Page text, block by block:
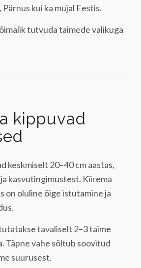
kui ka mujal Eestis.
tutvuda taimede valikuga
kippuvad
keskmiselt 20–40 cm aastas,
kasvutingimustest. Kiirema
on oluline õige istutamine ja
tavaliselt 2–3 taime
Täpne vahe sõltub soovitud
suurusest.